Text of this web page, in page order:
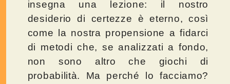
insegna una lezione: il nostro
desiderio di certezze è eterno, così
come la nostra propensione a fidarci
di metodi che, se analizzati a fondo,
non sono altro che giochi di
probabilità. Ma perché lo facciamo?